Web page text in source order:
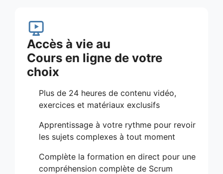
Accès à vie au
Cours en ligne de votre
choix
Plus de 24 heures de contenu vidéo,
exercices et matériaux exclusifs
Apprentissage à votre rythme pour revoir
les sujets complexes à tout moment
Complète la formation en direct pour une
compréhension complète de Scrum